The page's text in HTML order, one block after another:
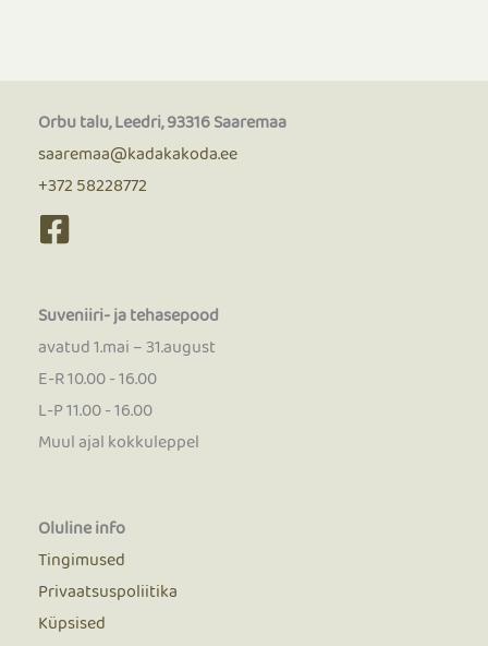
Orbu talu, Leedri, 93316 Saaremaa
saaremaa@kadakakoda.ee
+372 58228772
Suveniiri- ja tehasepood
avatud 1.mai – 31.august
E-R 10.00 - 16.00
L-P 11.00 - 16.00
Muul ajal kokkuleppel
Oluline info
Tingimused
Privaatsuspoliitika
Küpsised